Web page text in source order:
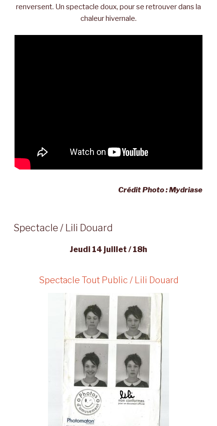
renversent. Un spectacle doux, pour se retrouver dans la
chaleur hivernale.
Crédit Photo : Mydriase
Spectacle / Lili Douard
Jeudi 14 juillet / 18h
Spectacle Tout Public / Lili Douard